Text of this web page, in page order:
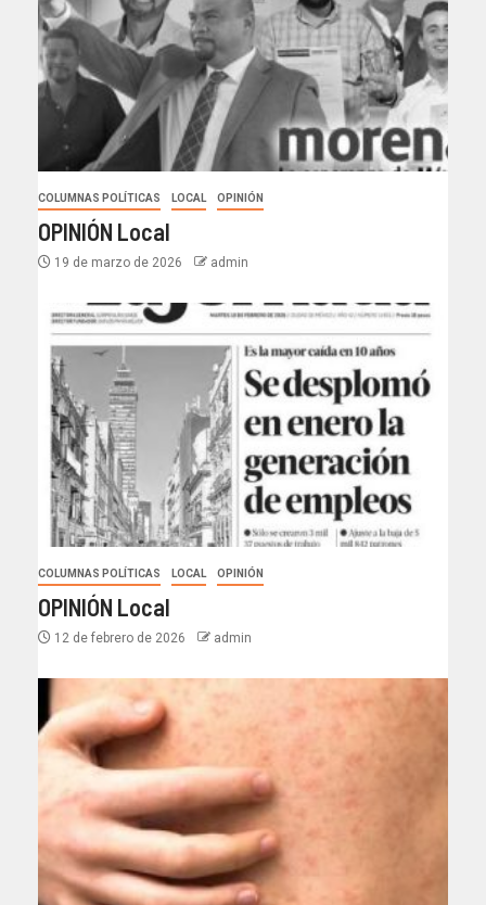
COLUMNAS POLÍTICAS LOCAL OPINIÓN
OPINIÓN Local
19 de marzo de 2026 admin
COLUMNAS POLÍTICAS LOCAL OPINIÓN
OPINIÓN Local
12 de febrero de 2026 admin